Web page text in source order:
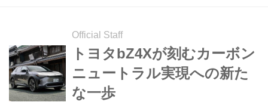
Official Staff
トヨタbZ4Xが刻むカーボン
ニュートラル実現への新た
な一歩